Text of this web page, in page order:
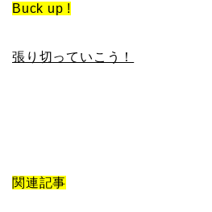
Buck up !
張り切っていこう！
関連記事